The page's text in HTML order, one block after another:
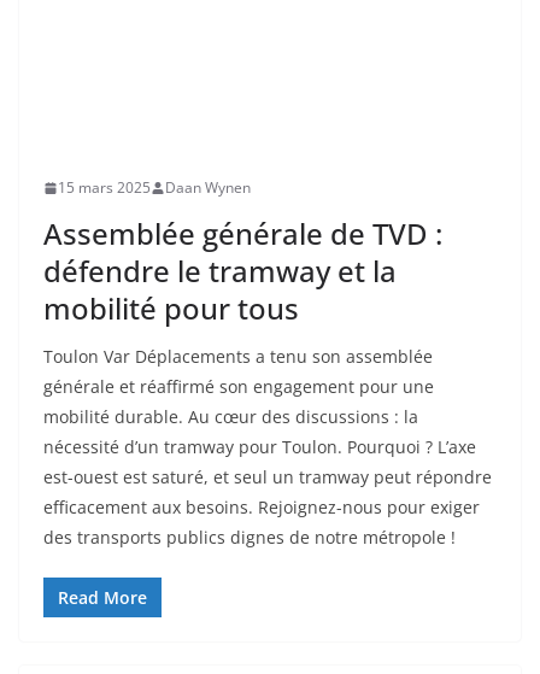
15 mars 2025 Daan Wynen
Assemblée générale de TVD :
défendre le tramway et la
mobilité pour tous
Toulon Var Déplacements a tenu son assemblée
générale et réaffirmé son engagement pour une
mobilité durable. Au cœur des discussions : la
nécessité d’un tramway pour Toulon. Pourquoi ? L’axe
est-ouest est saturé, et seul un tramway peut répondre
efficacement aux besoins. Rejoignez-nous pour exiger
des transports publics dignes de notre métropole !
Read More